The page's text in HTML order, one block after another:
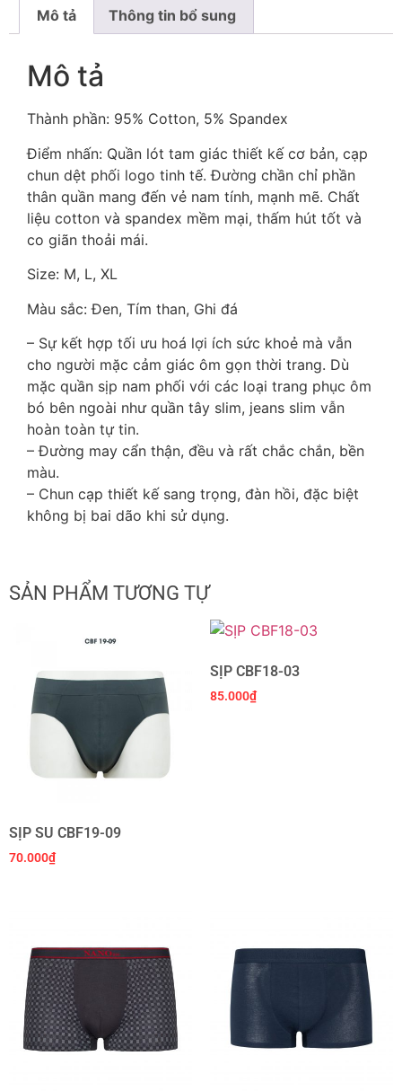
Mô tả Thông tin bổ sung
Mô tả
Thành phần: 95% Cotton, 5% Spandex
Điểm nhấn: Quần lót tam giác thiết kế cơ bản, cạp
chun dệt phối logo tinh tế. Đường chần chỉ phần
thân quần mang đến vẻ nam tính, mạnh mẽ. Chất
liệu cotton và spandex mềm mại, thấm hút tốt và
co giãn thoải mái.
Size: M, L, XL
Màu sắc:Đen, Tím than, Ghi đá
– Sự kết hợp tối ưu hoá lợi ích sức khoẻ mà vẫn
cho người mặc cảm giác ôm gọn thời trang. Dù
mặc quần sịp nam phối với các loại trang phục ôm
bó bên ngoài như quần tây slim, jeans slim vẫn
hoàn toàn tự tin.
– Đường may cẩn thận, đều và rất chắc chắn, bền
màu.
– Chun cạp thiết kế sang trọng, đàn hồi, đặc biệt
không bị bai dão khi sử dụng.
SẢN PHẨM TƯƠNG TỰ
SỊP SU CBF19-09
70.000₫
SỊP CBF18-03
85.000₫